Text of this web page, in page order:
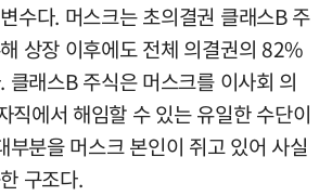
수다. 머스크는 초의결권 클래스B 주
상장 이후에도 전체 의결권의 82%
클래스B 주식은 머스크를 이사회 의
직에서 해임할 수 있는 유일한 수단이
부분을 머스크 본인이 쥐고 있어 사실
구조다.